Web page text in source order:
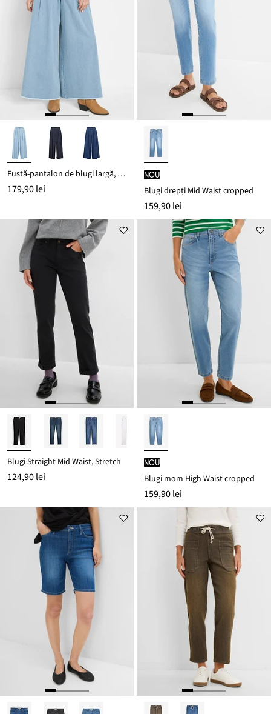
Fustă-pantalon de blugi largă, talie confortabilă
179,90 lei
nou
Blugi drepți Mid Waist cropped
159,90 lei
Blugi Straight Mid Waist, Stretch
124,90 lei
nou
Blugi mom High Waist cropped
159,90 lei